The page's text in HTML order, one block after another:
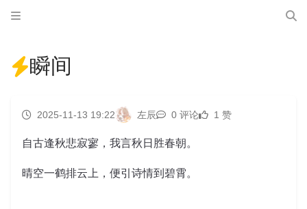
瞬间
2025-11-13 19:22 左辰 0 评论 1 赞
自古逢秋悲寂寥，我言秋日胜春朝。
晴空一鹤排云上，便引诗情到碧霄。